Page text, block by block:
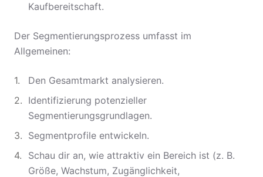
Kaufbereitschaft.
Der Segmentierungsprozess umfasst im
Allgemeinen:
Den Gesamtmarkt analysieren.
Identifizierung potenzieller
Segmentierungsgrundlagen.
Segmentprofile entwickeln.
Schau dir an, wie attraktiv ein Bereich ist (z. B.
Größe, Wachstum, Zugänglichkeit,